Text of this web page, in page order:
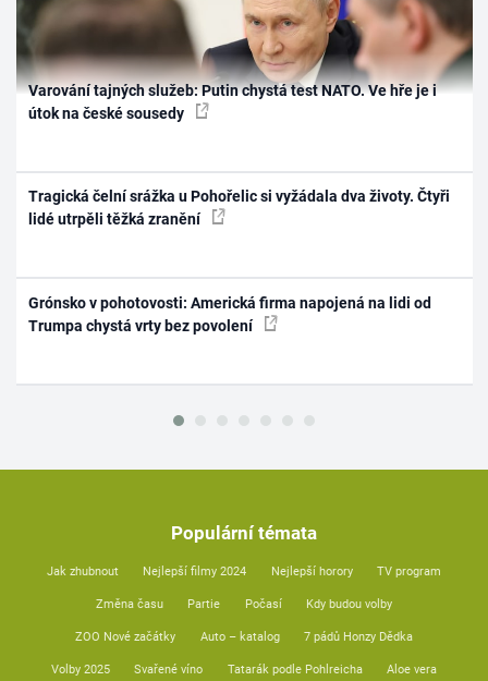
Varování tajných služeb: Putin chystá test NATO. Ve hře je i
útok na české sousedy
Tragická čelní srážka u Pohořelic si vyžádala dva životy. Čtyři
lidé utrpěli těžká zranění
Grónsko v pohotovosti: Americká firma napojená na lidi od
Trumpa chystá vrty bez povolení
Populární témata
Jak zhubnout Nejlepší filmy 2024 Nejlepší horory TV program
Změna času Partie Počasí Kdy budou volby
ZOO Nové začátky Auto – katalog 7 pádů Honzy Dědka
Volby 2025 Svařené víno Tatarák podle Pohlreicha Aloe vera